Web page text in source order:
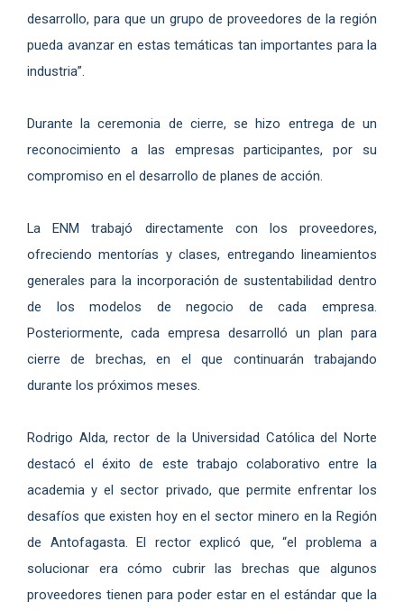
desarrollo, para que un grupo de proveedores de la región
pueda avanzar en estas temáticas tan importantes para la
industria”.
Durante la ceremonia de cierre, se hizo entrega de un
reconocimiento a las empresas participantes, por su
compromiso en el desarrollo de planes de acción.
La ENM trabajó directamente con los proveedores,
ofreciendo mentorías y clases, entregando lineamientos
generales para la incorporación de sustentabilidad dentro
de los modelos de negocio de cada empresa.
Posteriormente, cada empresa desarrolló un plan para
cierre de brechas, en el que continuarán trabajando
durante los próximos meses.
Rodrigo Alda, rector de la Universidad Católica del Norte
destacó el éxito de este trabajo colaborativo entre la
academia y el sector privado, que permite enfrentar los
desafíos que existen hoy en el sector minero en la Región
de Antofagasta. El rector explicó que, “el problema a
solucionar era cómo cubrir las brechas que algunos
proveedores tienen para poder estar en el estándar que la